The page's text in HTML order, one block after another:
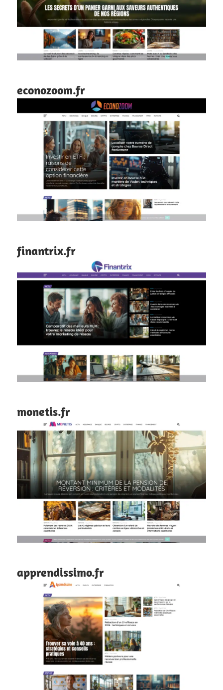
econozoom.fr
finantrix.fr
monetis.fr
apprendissimo.fr